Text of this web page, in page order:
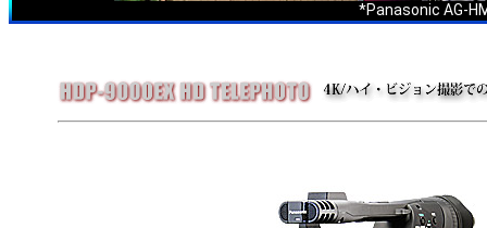
*Panasonic AG-